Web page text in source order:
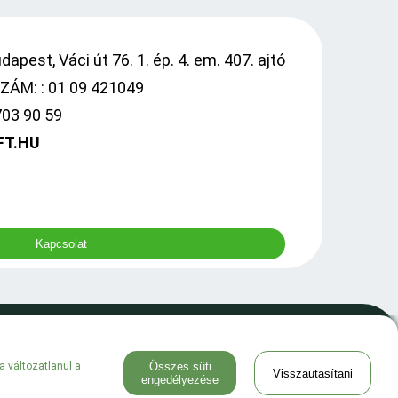
változatlanul a
Összes süti
engedélyezése
Visszautasítani
Váci út 76. 1. ép. 4. em. 407. ajtó
: 01 09 421049
90 59
Kapcsolat